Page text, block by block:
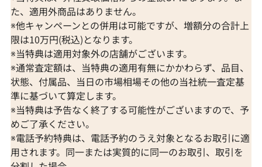
た、適用外商品はありません。
※他キャンペーンとの併用は可能ですが、増額分の合計上
限は10万円(税込)となります。
※当特典は適用対象外の店舗がございます。
※通常査定額は、当特典の適用有無にかかわらず、品目、
状態、付属品、当日の市場相場その他の当社統一査定基
準に基づいて算定します。
※当特典は予告なく終了する可能性がございますので、予
めご了承ください。
※電話予約特典は、電話予約のうえ対象となるお取引に適
用されます。同一または実質的に同一のお取引、取引を